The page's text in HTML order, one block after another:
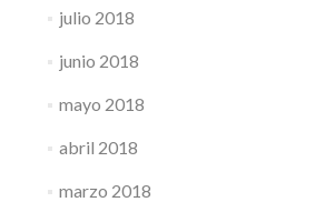
julio 2018
junio 2018
mayo 2018
abril 2018
marzo 2018